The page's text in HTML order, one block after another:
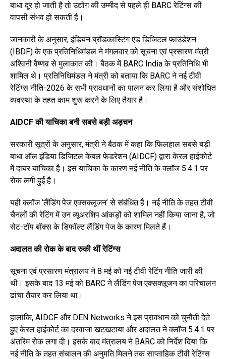
बाधा दूर हो जाती है तो उद्योग की उम्मीद से पहले ही BARC रेटिंग्स की
वापसी संभव हो सकती है।
जानकारी के अनुसार, इंडियन ब्रॉडकास्टिंग एंड डिजिटल फाउंडेशन
(IBDF) के एक प्रतिनिधिमंडल ने मंगलवार को सूचना एवं प्रसारण मंत्री
अश्विनी वैष्णव से मुलाकात की। बैठक में BARC India के प्रतिनिधि भी
शामिल थे। प्रतिनिधिमंडल ने मंत्री को बताया कि BARC ने नई टीवी
रेटिंग्स नीति-2026 के सभी प्रावधानों का पालन कर लिया है और संशोधित
व्यवस्था के तहत काम शुरू करने के लिए तैयार है।
AIDCF की याचिका बनी सबसे बड़ी अड़चन
सरकारी सूत्रों के अनुसार, मंत्री ने बैठक में कहा कि फिलहाल सबसे बड़ी
बाधा ऑल इंडिया डिजिटल केबल फेडरेशन (AIDCF) द्वारा केरल हाईकोर्ट
में दायर याचिका है। इस याचिका के कारण नई नीति के क्लॉज 5.4.1 पर
रोक लगी हुई है।
यही क्लॉज ‘लैंडिंग पेज एक्सक्लूजन’ से संबंधित है। नई नीति के तहत टीवी
चैनलों की रेटिंग में उन व्यूअरशिप आंकड़ों को शामिल नहीं किया जाना है, जो
सेट-टॉप बॉक्स के डिफॉल्ट लैंडिंग पेज के कारण मिलते हैं।
अदालत की रोक के बाद रुकी थीं रेटिंग्स
सूचना एवं प्रसारण मंत्रालय ने 8 मई को नई टीवी रेटिंग नीति जारी की
थी। इसके बाद 13 मई को BARC ने लैंडिंग पेज एक्सक्लूजन का परिचालन
ढांचा तैयार कर लिया था।
हालांकि, AIDCF और DEN Networks ने इस प्रावधान को चुनौती देते
हुए केरल हाईकोर्ट का दरवाजा खटखटाया और अदालत ने क्लॉज 5.4.1 पर
अंतरिम रोक लगा दी। इसके बाद मंत्रालय ने BARC को निर्देश दिया कि
नई नीति के तहत संचालन की अनुमति मिलने तक साप्ताहिक टीवी रेटिंग्स